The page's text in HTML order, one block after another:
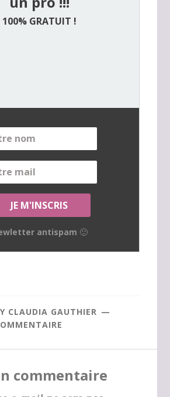
100% GRATUIT !
antispam 🙂
CLAUDIA GAUTHIER
commentaire